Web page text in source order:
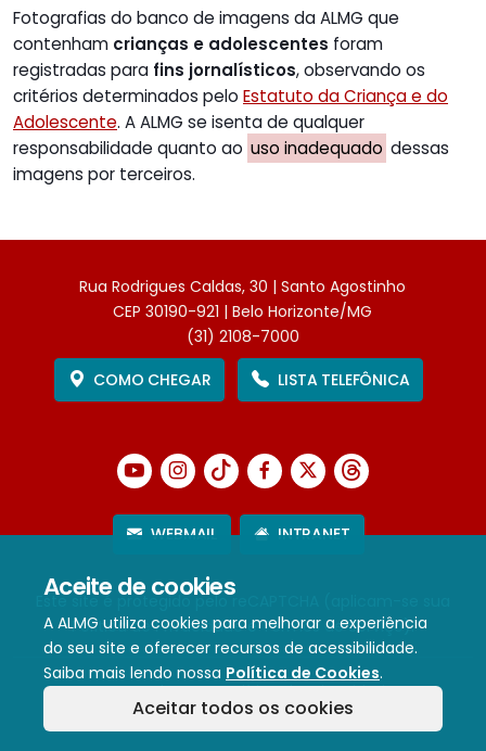
Aceite de cookies
A ALMG utiliza cookies para melhorar a experiência
do seu site e oferecer recursos de acessibilidade.
Saiba mais lendo nossa Política de Cookies.
Aceitar todos os cookies
Fotografias do banco de imagens da ALMG que
contenham crianças e adolescentes foram
registradas para fins jornalísticos, observando os
critérios determinados pelo Estatuto da Criança e do
Adolescente. A ALMG se isenta de qualquer
responsabilidade quanto ao uso inadequado dessas
imagens por terceiros.
Rua Rodrigues Caldas, 30 | Santo Agostinho
CEP 30190-921 | Belo Horizonte/MG
(31) 2108-7000
COMO CHEGAR
LISTA TELEFÔNICA
WEBMAIL INTRANET
Este site é protegido pelo reCAPTCHA (aplicam-se sua
Política de PrivacidadeeTermos de Serviço).
Termos de Uso e Política de Privacidade
Política de cookies